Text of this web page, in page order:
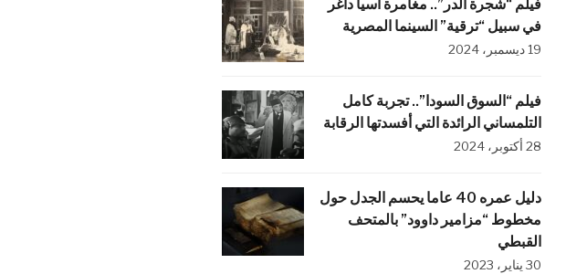
فيلم “شجرة الدر”.. مغامرة آسيا داغر
في سبيل “ترقية” السينما المصرية
19 ديسمبر، 2024
فيلم “السوق السودا”.. تجربة كامل
التلمساني الرائدة التي أفسدتها الرقابة
28 أكتوبر، 2024
دليل عمره 40 عاما يحسم الجدل حول
مخطوط “مزامير داوود” بالمتحف
القبطي
30 يناير، 2023